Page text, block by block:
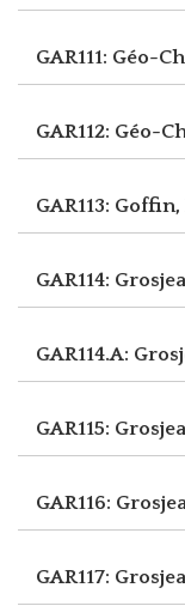
GAR111: Géo-
GAR112: Géo-
GAR113:
GAR114:
GAR114.A:
GAR115:
GAR116:
GAR117: